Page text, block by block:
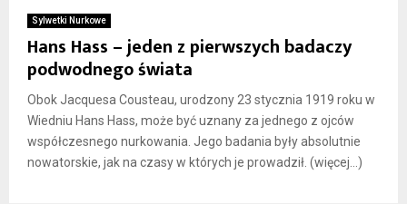
Sylwetki Nurkowe
Hans Hass – jeden z pierwszych badaczy
podwodnego świata
Obok Jacquesa Cousteau, urodzony 23 stycznia 1919 roku w
Wiedniu Hans Hass, może być uznany za jednego z ojców
współczesnego nurkowania. Jego badania były absolutnie
nowatorskie, jak na czasy w których je prowadził. (więcej…)